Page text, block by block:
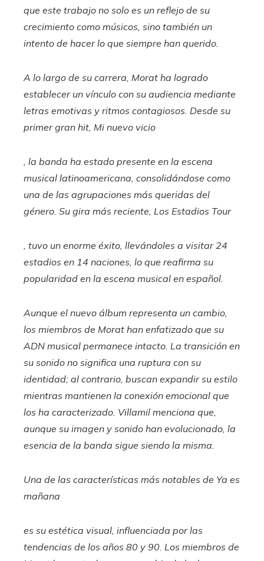
que este trabajo no solo es un reflejo de su
crecimiento como músicos, sino también un
intento de hacer lo que siempre han querido.
A lo largo de su carrera, Morat ha logrado
establecer un vínculo con su audiencia mediante
letras emotivas y ritmos contagiosos. Desde su
primer gran hit, Mi nuevo vicio
, la banda ha estado presente en la escena
musical latinoamericana, consolidándose como
una de las agrupaciones más queridas del
género. Su gira más reciente, Los Estadios Tour
, tuvo un enorme éxito, llevándoles a visitar 24
estadios en 14 naciones, lo que reafirma su
popularidad en la escena musical en español.
Aunque el nuevo álbum representa un cambio,
los miembros de Morat han enfatizado que su
ADN musical permanece intacto. La transición en
su sonido no significa una ruptura con su
identidad; al contrario, buscan expandir su estilo
mientras mantienen la conexión emocional que
los ha caracterizado. Villamil menciona que,
aunque su imagen y sonido han evolucionado, la
esencia de la banda sigue siendo la misma.
Una de las características más notables de Ya es
mañana
es su estética visual, influenciada por las
tendencias de los años 80 y 90. Los miembros de